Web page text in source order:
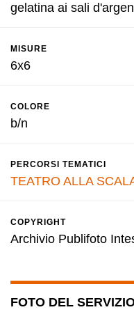
gelatina ai sali
MISURE
6x6
COLORE
b/n
PERCORSI TEMATICI
TEATRO ALLA
COPYRIGHT
Archivio Publifoto
FOTO DEL